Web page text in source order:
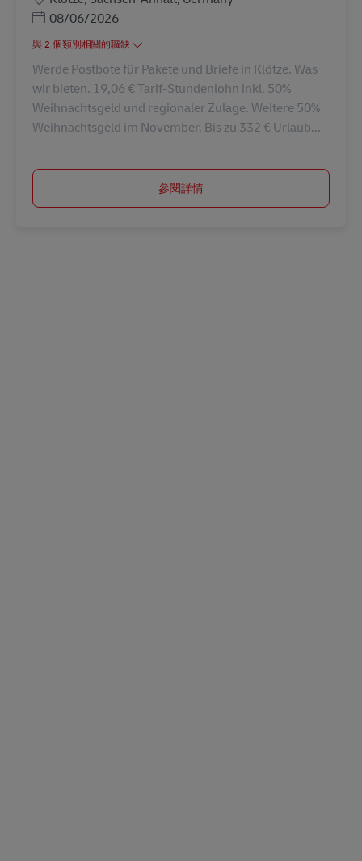
Posted Date
08/06/2026
與 2 個類別相關的職缺
Werde Postbote für Pakete und Briefe in Klötze. Was
wir bieten. 19,06 € Tarif-Stundenlohn inkl. 50%
Weihnachtsgeld und regionaler Zulage. Weitere 50%
Weihnachtsgeld im November. Bis zu 332 € Urlaub...
參閱詳情